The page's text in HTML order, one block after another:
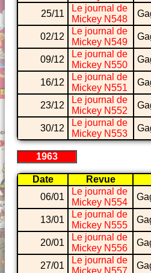
25/11
Le journal de
Mickey N548
02/12
Le journal de
Mickey N549
09/12
Le journal de
Mickey N550
16/12
Le journal de
Mickey N551
23/12
Le journal de
Mickey N552
30/12
Le journal de
Mickey N553
1963
Date Revue
06/01
Le journal de
Mickey N554
13/01
Le journal de
Mickey N555
20/01
Le journal de
Mickey N556
27/01
Le journal de